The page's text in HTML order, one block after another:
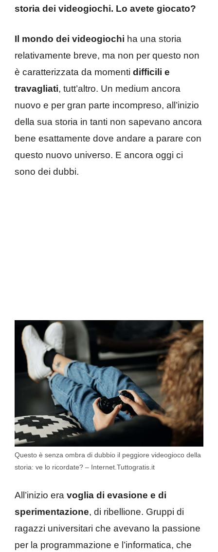
storia dei videogiochi. Lo avete giocato?
Il mondo dei videogiochi ha una storia
relativamente breve, ma non per questo non
è caratterizzata da momenti difficili e
travagliati, tutt’altro. Un medium ancora
nuovo e per gran parte incompreso, all’inizio
della sua storia in tanti non sapevano ancora
bene esattamente dove andare a parare con
questo nuovo universo. E ancora oggi ci
sono dei dubbi.
Questo è senza ombra di dubbio il peggiore videogioco della
storia: ve lo ricordate? – Internet.Tuttogratis.it
All’inizio era voglia di evasione e di
sperimentazione, di ribellione. Gruppi di
ragazzi universitari che avevano la passione
per la programmazione e l’informatica, che